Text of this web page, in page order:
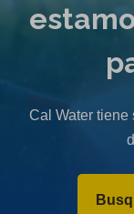
Cal Water tiene